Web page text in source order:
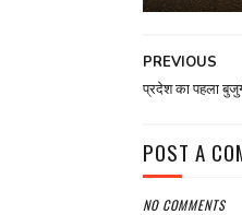
PREVIOUS
प्रदेश का पहला
POST A
NO COMMENTS